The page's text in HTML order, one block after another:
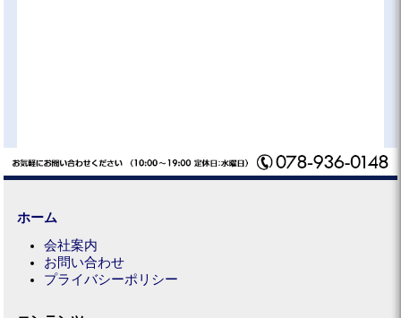
ホーム
会社案内
お問い合わせ
プライバシーポリシー